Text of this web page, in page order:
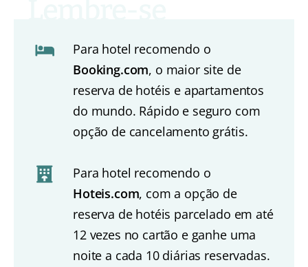
Para hotel recomendo o
Booking.com, o maior site de
reserva de hotéis e apartamentos
do mundo. Rápido e seguro com
opção de cancelamento grátis.
Para hotel recomendo o
Hoteis.com, com a opção de
reserva de hotéis parcelado em até
12 vezes no cartão e ganhe uma
noite a cada 10 diárias reservadas.